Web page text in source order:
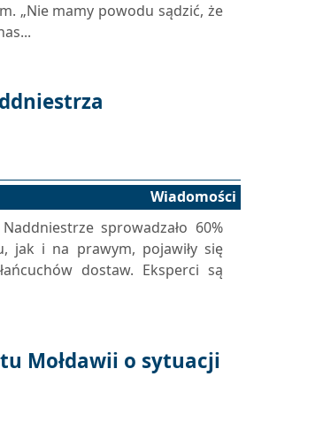
„Nie mamy powodu sądzić, że
Wiadomości
sprowadzało 60%
jak i na prawym, pojawiły się
dostaw. Eksperci są
Mołdawii o sytuacji